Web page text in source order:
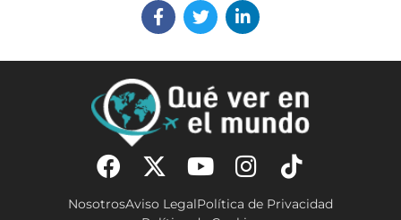
NosotrosAviso LegalPolítica de Privacidad